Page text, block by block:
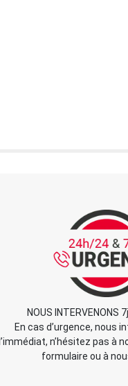
NOUS INTERVENONS
En cas d’urgence, nous
l’immédiat, n’hésitez pas à
formulaire ou à